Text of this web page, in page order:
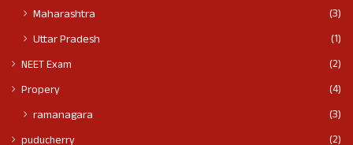
Maharashtra
(3)
Uttar Pradesh
(1)
NEET Exam
(2)
Propery
(4)
ramanagara (3)
puducherry
(2)